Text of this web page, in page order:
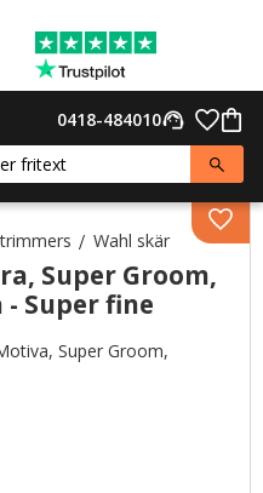
support_agent
0418-484010
Wahl skär
Super Groom,
Super fine
Super Groom,